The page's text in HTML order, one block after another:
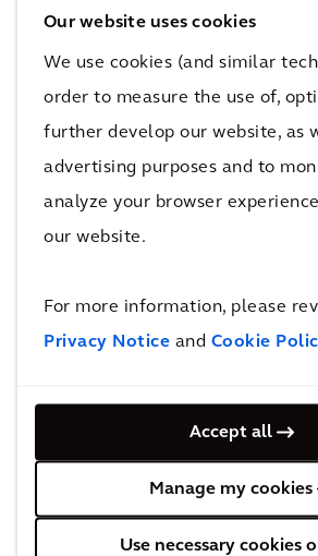
Our website uses cookies
We use cookies (and similar
order to measure the use of,
further develop our website, as
advertising purposes and to
analyze your browser
our website.
For more information, please
Privacy Notice and Cookie
Accept all
Manage my cookies
Use necessary cookies
Isso nos permite trabalhar com
para identificar possíveis casos
protótipos e testar, em um
benefícios e o impactos
Nossa plataforma combina
avançadas de análise, incluindo
Learning e Inteligência Artificial,
Arcadis para oferecer
que melhoram a qualidade de